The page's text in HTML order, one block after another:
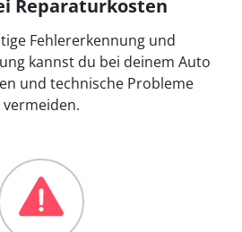
Reparaturkosten
Fehlererkennung und
kannst du bei deinem Auto
und technische Probleme
vermeiden.